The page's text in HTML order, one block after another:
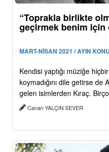
“Toprakla birlikte
geçirmek benim için
MART-NİSAN 2021 / AYIN
Kendisi yaptığı müziğe
koymadığını dile getirse
gelen isimlerden Kıraç.
Canan YALÇIN SEVER